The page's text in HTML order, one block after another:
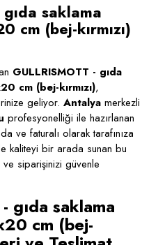
saklama
cm (bej-kırmızı)
GULLRISMOTT - gıda
cm (bej-kırmızı),
geliyor. Antalya merkezli
profesyonelliği ile hazırlanan
ve faturalı olarak tarafınıza
kaliteyi bir arada sunan bu
ve siparişinizi güvenle
gıda saklama
cm (bej-